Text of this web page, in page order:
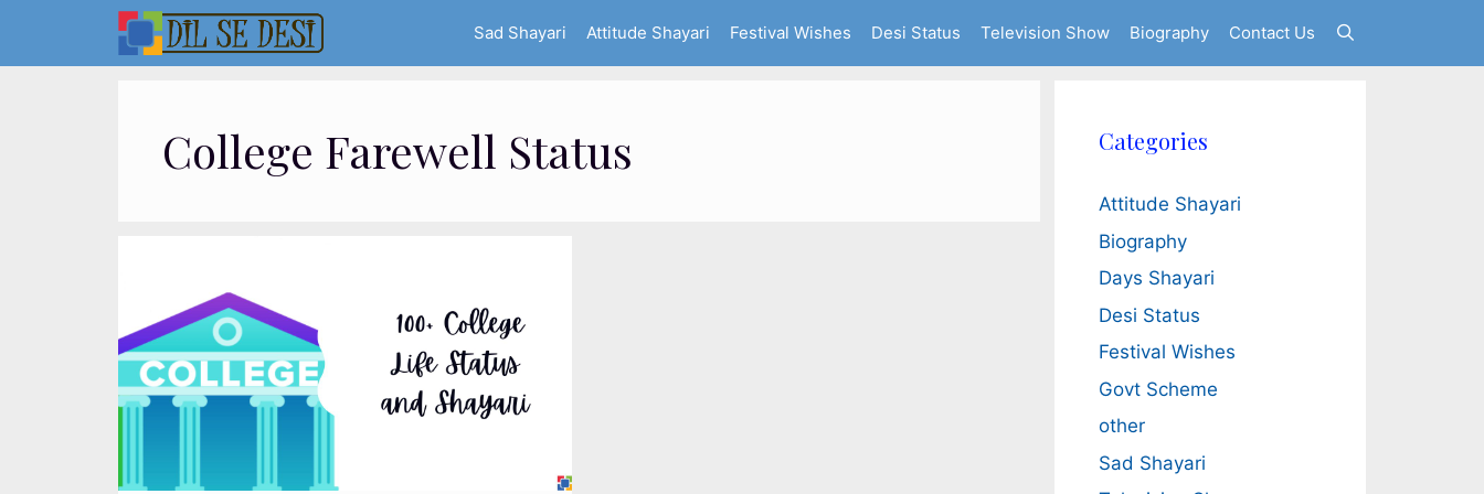
content
Sad Shayari Attitude Shayari Festival Wishes Desi Status Television Show Biography Contact Us
College Farewell Status Categories
Attitude Shayari
Biography
Days Shayari
Desi Status
Festival Wishes
Govt Scheme
other
Sad Shayari